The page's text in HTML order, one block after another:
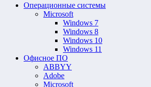
Операционные системы
Microsoft
Windows 7
Windows 8
Windows 10
Windows 11
Офисное ПО
ABBYY
Adobe
Microsoft